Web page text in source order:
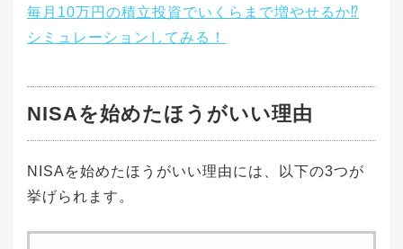
毎月10万円の積立投資でいくらまで増やせるか⁉
シミュレーションしてみる！
NISAを始めたほうがいい理由
NISAを始めたほうがいい理由には、以下の3つが
挙げられます。